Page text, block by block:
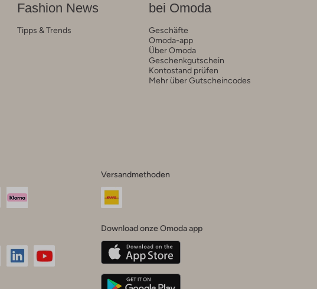
Fashion News
Tipps & Trends
bei Omoda
Geschäfte
Omoda-app
Über Omoda
Geschenkgutschein
Kontostand prüfen
Mehr über Gutscheincodes
Versandmethoden
Download onze Omoda app